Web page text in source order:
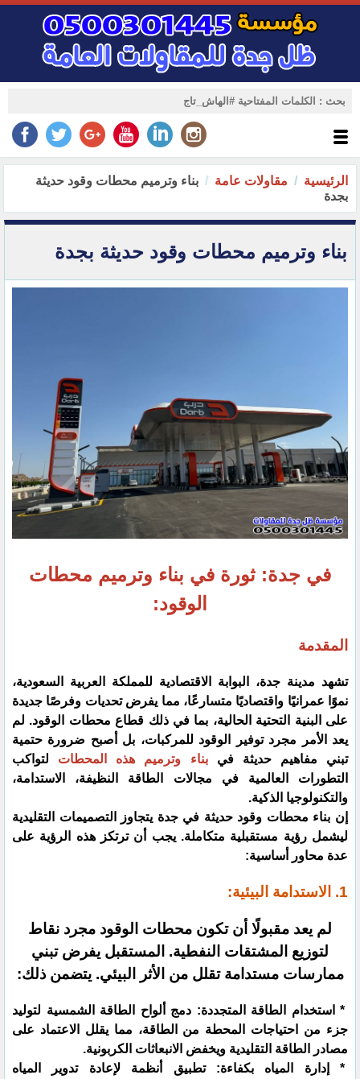
الرئيسية مقاولات عامة
بناء وترميم محطات وقود حديثة
بجدة
بناء وترميم محطات وقود حديثة بجدة
في جدة: ثورة في بناء وترميم محطات
الوقود:
المقدمة
تشهد مدينة جدة، البوابة الاقتصادية للمملكة العربية السعودية،
نموًا عمرانيًا واقتصاديًا متسارعًا، مما يفرض تحديات وفرصًا جديدة
على البنية التحتية الحالية، بما في ذلك قطاع محطات الوقود. لم
يعد الأمر مجرد توفير الوقود للمركبات، بل أصبح ضرورة حتمية
تبني مفاهيم حديثة فيبناء وترميم هذه المحطات لتواكب
التطورات العالمية في مجالات الطاقة النظيفة، الاستدامة،
والتكنولوجيا الذكية.
إن بناء محطات وقود حديثة في جدة يتجاوز التصميمات التقليدية
ليشمل رؤية مستقبلية متكاملة. يجب أن ترتكز هذه الرؤية على
عدة محاور أساسية:
1. الاستدامة البيئية:
لم يعد مقبولًا أن تكون محطات الوقود مجرد نقاط
لتوزيع المشتقات النفطية. المستقبل يفرض تبني
ممارسات مستدامة تقلل من الأثر البيئي. يتضمن ذلك:
* استخدام الطاقة المتجددة: دمج ألواح الطاقة الشمسية لتوليد
جزء من احتياجات المحطة من الطاقة، مما يقلل الاعتماد على
مصادر الطاقة التقليدية ويخفض الانبعاثات الكربونية.
* إدارة المياه بكفاءة: تطبيق أنظمة لإعادة تدوير المياه